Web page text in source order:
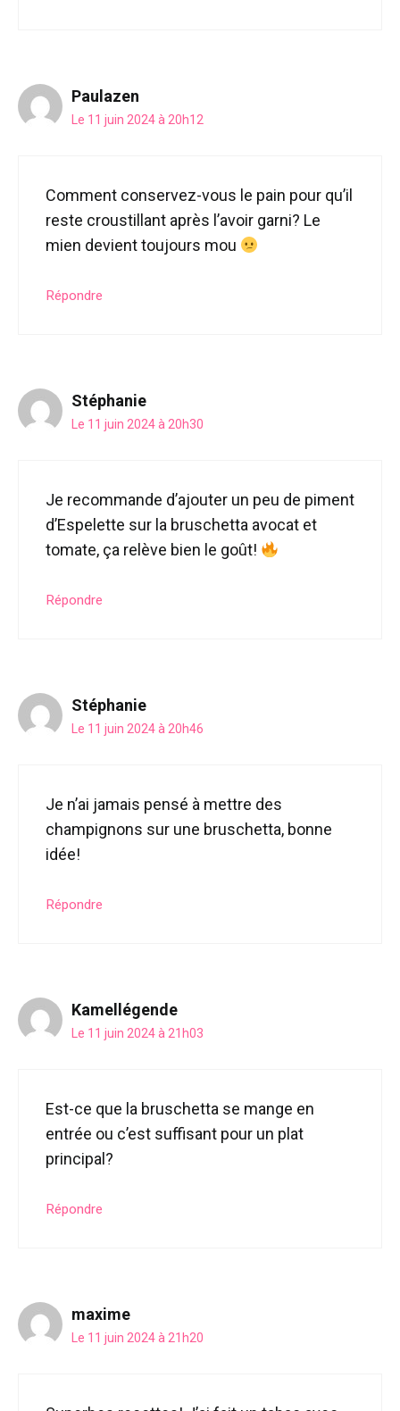
Paulazen
Le 11 juin 2024 à 20h12
Comment conservez-vous le pain pour qu’il
reste croustillant après l’avoir garni? Le
mien devient toujours mou
Répondre
Stéphanie
Le 11 juin 2024 à 20h30
Je recommande d’ajouter un peu de piment
d’Espelette sur la bruschetta avocat et
tomate, ça relève bien le goût!
Répondre
Stéphanie
Le 11 juin 2024 à 20h46
Je n’ai jamais pensé à mettre des
champignons sur une bruschetta, bonne
idée!
Répondre
Kamellégende
Le 11 juin 2024 à 21h03
Est-ce que la bruschetta se mange en
entrée ou c’est suffisant pour un plat
principal?
Répondre
maxime
Le 11 juin 2024 à 21h20